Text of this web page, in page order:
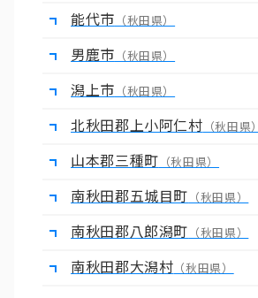
能代市 （秋田県）
男鹿市 （秋田県）
潟上市 （秋田県）
北秋田郡上小阿仁村 （秋田県）
山本郡三種町 （秋田県）
南秋田郡五城目町 （秋田県）
南秋田郡八郎潟町 （秋田県）
南秋田郡大潟村 （秋田県）